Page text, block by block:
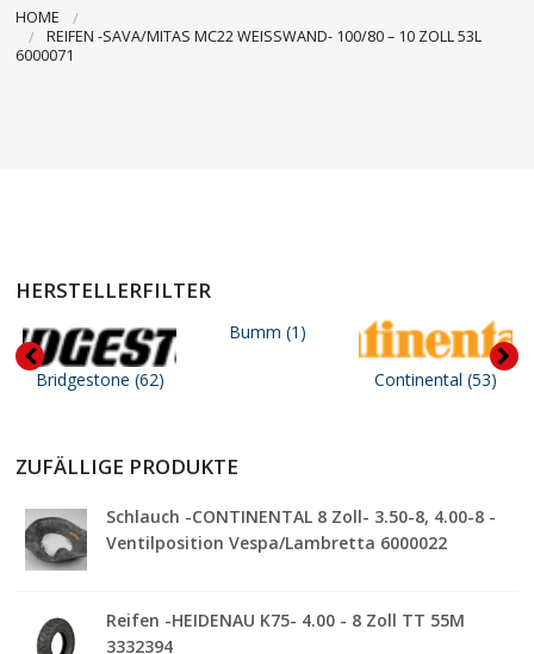
14″
HOME
REIFEN -SAVA/MITAS MC22 WEISSWAND- 100/80 – 10 ZOLL 53L
6000071
HERSTELLERFILTER
Bridgestone (62)
Bumm(1)
Continental(53)
ZUFÄLLIGE PRODUKTE
Schlauch -CONTINENTAL 8 Zoll- 3.50-8, 4.00-8 -
Ventilposition Vespa/Lambretta 6000022
Reifen -HEIDENAU K75- 4.00 - 8 Zoll TT 55M
3332394